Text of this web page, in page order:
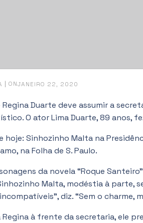
| ONJANEIRO 22, 2020
Duarte deve assumir a
O ator Lima Duarte, 89 anos,
hoje: Sinhozinho Malta na
na Folha de S. Paulo.
da novela “Roque
Malta, modéstia à parte,
diz. “Sem o charme,
à frente da secretaria, ele